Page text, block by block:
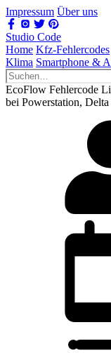
Impressum Über uns
Studio Code
Home Kfz-Fehlercodes
Klima Smartphone &
EcoFlow Fehlercode
bei Powerstation,